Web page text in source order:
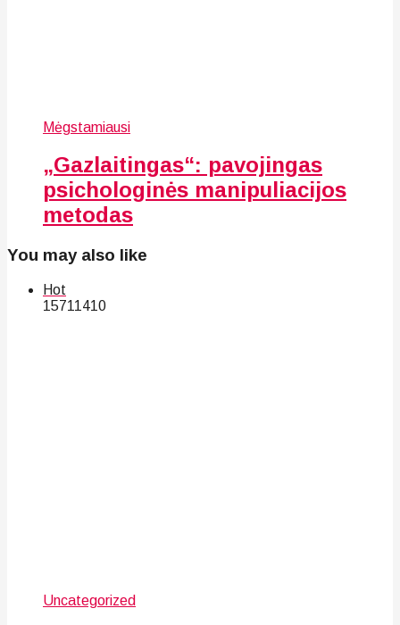
Mėgstamiausi
„Gazlaitingas“: pavojingas
psichologinės manipuliacijos
metodas
You may also like
Hot
15711410
Uncategorized